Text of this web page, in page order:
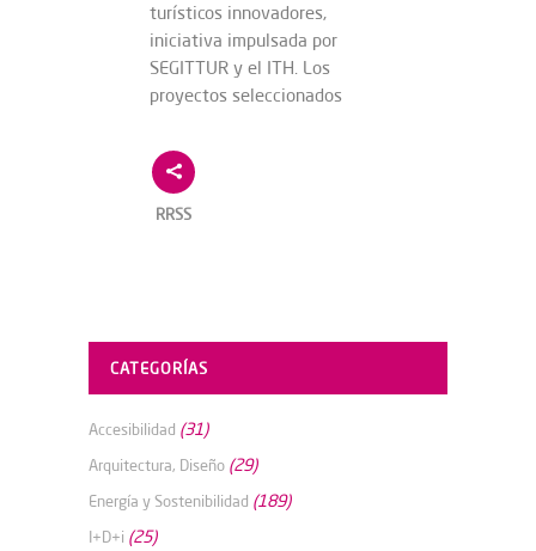
turísticos innovadores,
iniciativa impulsada por
SEGITTUR y el ITH. Los
proyectos seleccionados
RRSS
CATEGORÍAS
Accesibilidad (31)
Arquitectura, Diseño (29)
Energía y Sostenibilidad (189)
I+D+i (25)